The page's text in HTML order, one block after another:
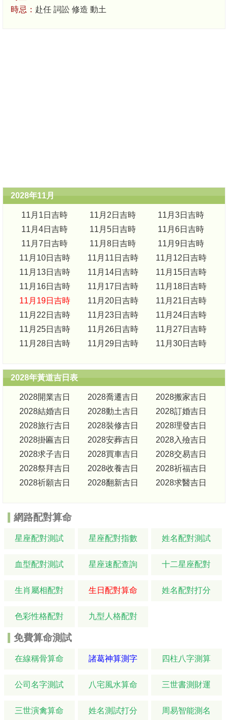
時忌： 赴任 詞訟 修造 動土
2028年11月
11月1日吉時 11月2日吉時
11月3日吉時
11月4日吉時
11月5日吉時
11月6日吉時
11月7日吉時
11月8日吉時
11月9日吉時
11月10日吉時
11月11日吉時
11月12日吉時
11月13日吉時
11月14日吉時
11月15日吉時
11月16日吉時
11月17日吉時
11月18日吉時
11月19日吉時
11月20日吉時
11月21日吉時
11月22日吉時
11月23日吉時
11月24日吉時
11月25日吉時
11月26日吉時
11月27日吉時
11月28日吉時
11月29日吉時 11月30日吉時
2028年黃道吉日表
2028開業吉日 2028喬遷吉日
2028搬家吉日
2028結婚吉日
2028動土吉日
2028訂婚吉日
2028旅行吉日
2028裝修吉日
2028理發吉日
2028掛匾吉日
2028安葬吉日
2028入殮吉日
2028求子吉日
2028買車吉日
2028交易吉日
2028祭拜吉日
2028收養吉日
2028祈福吉日
2028祈願吉日
2028翻新吉日 2028求醫吉日
網路配對算命
星座配對測試 星座配對指數 姓名配對測試
血型配對測試 星座速配查詢 十二星座配對
生肖屬相配對 生日配對算命 姓名配對打分
色彩性格配對 九型人格配對
免費算命測試
在線稱骨算命 諸葛神算測字 四柱八字測算
公司名字測試 八宅風水算命 三世書測財運
三世演禽算命 姓名測試打分 周易智能測名